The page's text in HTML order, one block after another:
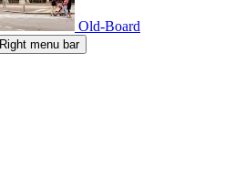
Old-Board
Right menu bar